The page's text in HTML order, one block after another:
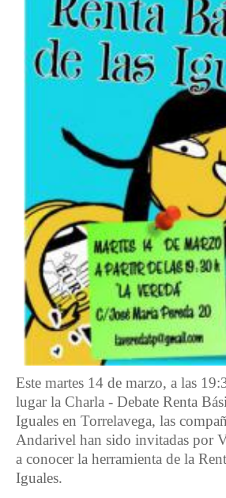
Este martes 14 de marzo, a las
lugar la Charla - Debate Renta
Iguales en Torrelavega, las
Andarivel han sido invitadas por
a conocer la herramienta de la
Iguales.